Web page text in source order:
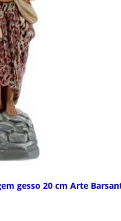
gesso 20 cm Arte